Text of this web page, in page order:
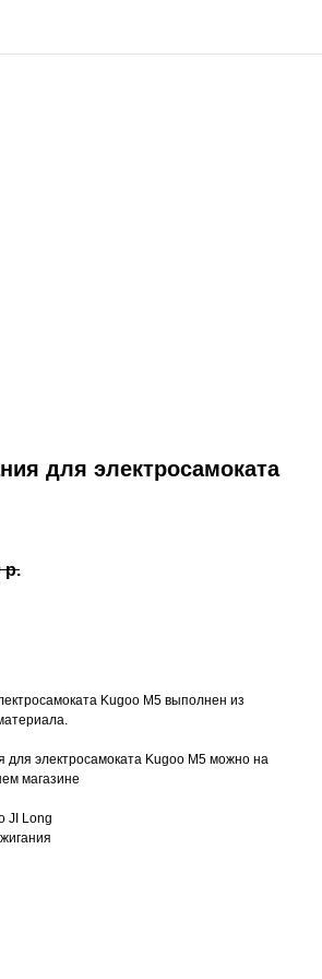
для электросамоката
р.
Kugoo M5 выполнен из
для электросамоката Kugoo M5 можно на
магазине
JI Long